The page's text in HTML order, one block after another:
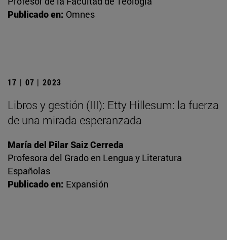
Publicado en: Omnes
17 | 07 | 2023
Libros y gestión (III): Etty Hillesum: la fuerza
de una mirada esperanzada
María del Pilar Saiz Cerreda
Profesora del Grado en Lengua y Literatura
Españolas
Publicado en: Expansión